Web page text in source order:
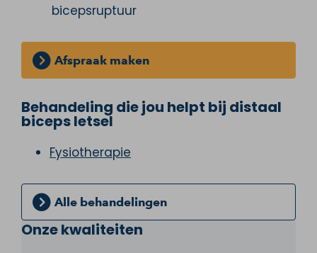
bicepsruptuur
Afspraak maken
Behandeling die jou helpt bij distaal
biceps letsel
Fysiotherapie
Alle behandelingen
Onze kwaliteiten